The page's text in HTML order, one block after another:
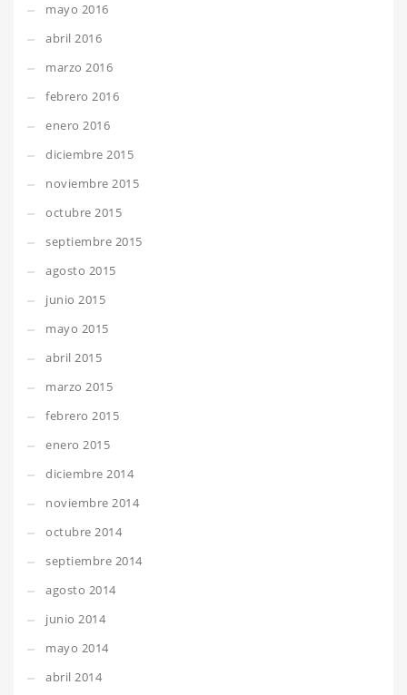
mayo 2016
abril 2016
marzo 2016
febrero 2016
enero 2016
diciembre 2015
noviembre 2015
octubre 2015
septiembre 2015
agosto 2015
junio 2015
mayo 2015
abril 2015
marzo 2015
febrero 2015
enero 2015
diciembre 2014
noviembre 2014
octubre 2014
septiembre 2014
agosto 2014
junio 2014
mayo 2014
abril 2014